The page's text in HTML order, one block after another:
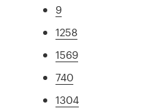
9
1258
1569
740
1304